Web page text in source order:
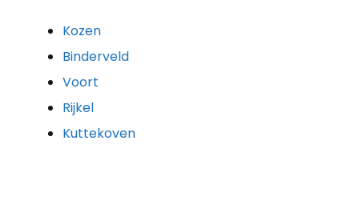
Kozen
Binderveld
Voort
Rijkel
Kuttekoven